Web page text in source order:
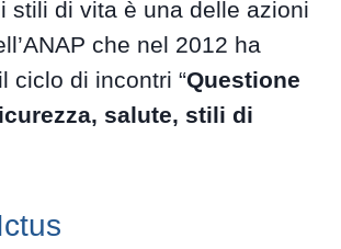
stili di vita è una delle azioni
che nel 2012 ha
ciclo di incontri “Questione
salute, stili di